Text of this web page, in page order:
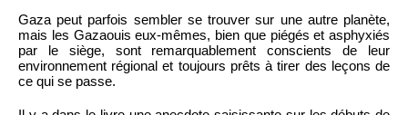
Gaza peut parfois sembler se trouver sur une autre planète,
mais les Gazaouis eux-mêmes, bien que piégés et asphyxiés
par le siège, sont remarquablement conscients de leur
environnement régional et toujours prêts à tirer des leçons de
ce qui se passe.